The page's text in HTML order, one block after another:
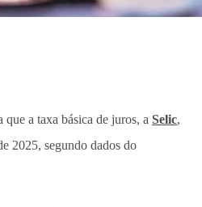
que a taxa básica de juros, a Selic,
2025, segundo dados do